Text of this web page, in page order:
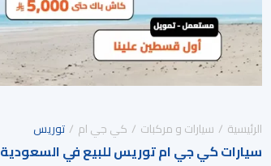
الرئيسية سيارات و مركبات كي جي ام توريس
سيارات كي جي ام توريس للبيع في السعودية